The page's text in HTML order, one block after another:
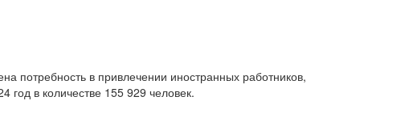
потребность в привлечении иностранных работников,
в количестве 155 929 человек.